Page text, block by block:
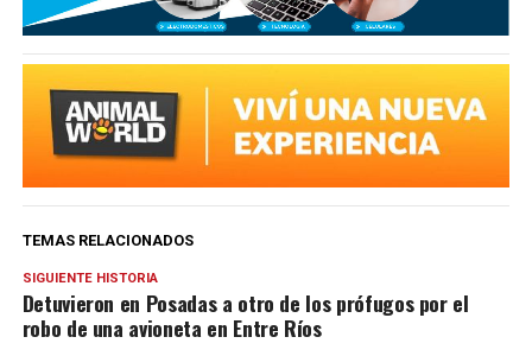
TEMAS RELACIONADOS
SIGUIENTE HISTORIA
Detuvieron en Posadas a otro de los prófugos por el
robo de una avioneta en Entre Ríos